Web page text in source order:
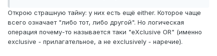
Открою страшную тайну: у них есть ещё either. Которое чаще
всего означает "либо тот, либо другой". Но логическая
операция почему-то называется таки "eXclusive OR" (именно
exclusive - прилагательное, а не exclusively - наречие).